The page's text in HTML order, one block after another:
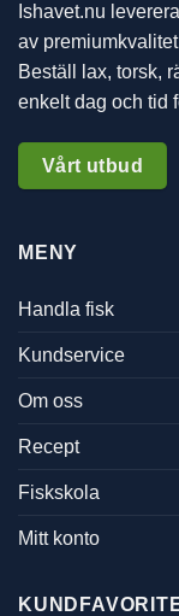
Ishavet.nu
av
Beställ lax, torsk,
enkelt dag och tid
Vårt utbud
MENY
Handla fisk
Kundservice
Om oss
Recept
Fiskskola
Mitt konto